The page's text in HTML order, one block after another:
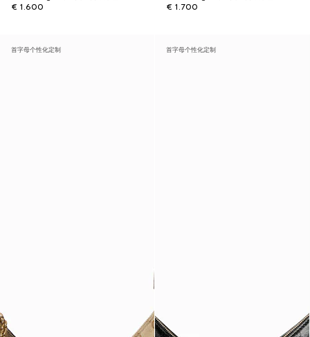
€ 1.600
€ 1.700
首字母个性化定制 首字母个性化定制